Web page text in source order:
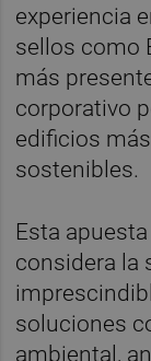
experiencia
sellos como
más
corporativo
edificios
sostenibles.
Esta
considera la
soluciones
ambiental,